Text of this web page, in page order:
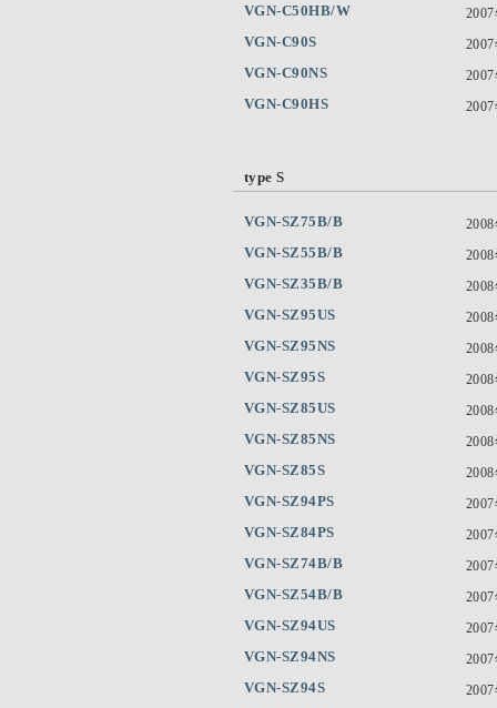
VGN-C50HB/W
VGN-C90S
VGN-C90NS
VGN-C90HS
type S
VGN-SZ75B/B
VGN-SZ55B/B
VGN-SZ35B/B
VGN-SZ95US
VGN-SZ95NS
VGN-SZ95S
VGN-SZ85US
VGN-SZ85NS
VGN-SZ85S
VGN-SZ94PS
VGN-SZ84PS
VGN-SZ74B/B
VGN-SZ54B/B
VGN-SZ94US
VGN-SZ94NS
VGN-SZ94S